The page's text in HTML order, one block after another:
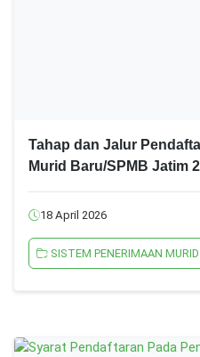
Tahap dan Jalur
Murid Baru/SPMB Jatim
18 April 2026
SISTEM PENERIMAAN